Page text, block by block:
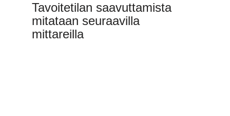
Tavoitetilan saavuttamista
mitataan seuraavilla
mittareilla